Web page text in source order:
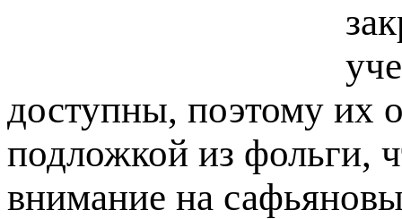
доступны, поэтому их
подложкой из фольги,
внимание на